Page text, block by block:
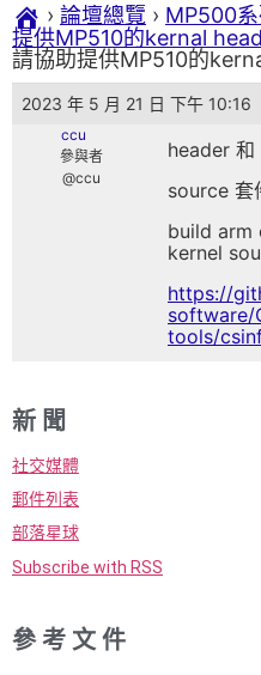
› 論壇總覽 › MP500
提供MP510的kernal
請協助提供MP510的
2023 年 5 月 21 日 下午 10:16
ccu
參與者
@ccu
header
source 套
build arm
kernel
https://
software/
tools/
新 聞
社交媒體
郵件列表
部落星球
Subscribe with RSS
參 考 文 件